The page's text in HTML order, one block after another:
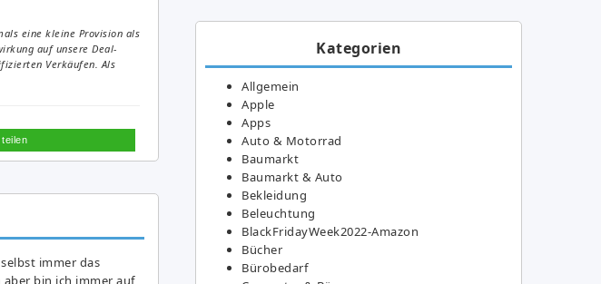
eine kleine Provision als
auf unsere Deal-
Verkäufen. Als
teilen
immer das
bin ich immer auf
Kategorien
Allgemein
Apple
Apps
Auto & Motorrad
Baumarkt
Baumarkt & Auto
Bekleidung
Beleuchtung
BlackFridayWeek2022-Amazon
Bücher
Bürobedarf